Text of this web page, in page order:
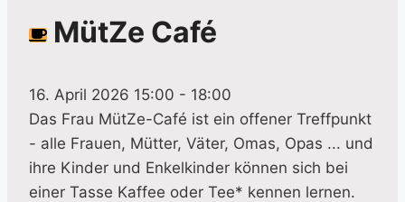
MütZe Café
16. April 2026 15:00 - 18:00
Das Frau MütZe-Café ist ein offener Treffpunkt
- alle Frauen, Mütter, Väter, Omas, Opas ... und
ihre Kinder und Enkelkinder können sich bei
einer Tasse Kaffee oder Tee* kennen lernen.